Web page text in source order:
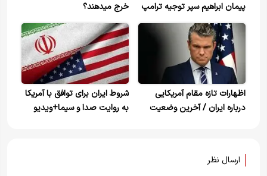
پیمان ابراهیم سپر توجیه ترامپ
برای توافق با ایران
خرج میدهند؟
اظهارات تازه مقام آمریکایی
درباره ایران / آخرین وضعیت
شروط ایران برای توافق با آمریکا
به روایت صدا و سیما+ویدیو
ارسال نظر